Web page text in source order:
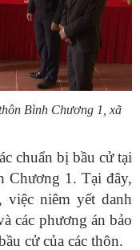
Bình Chương 1, xã
chuẩn bị bầu cử tại
Chương 1. Tại đây,
việc niêm yết danh
các phương án bảo
cử của các thôn.